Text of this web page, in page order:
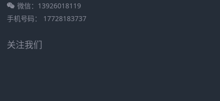
微信：13926018119
手机号码： 17728183737
关注我们